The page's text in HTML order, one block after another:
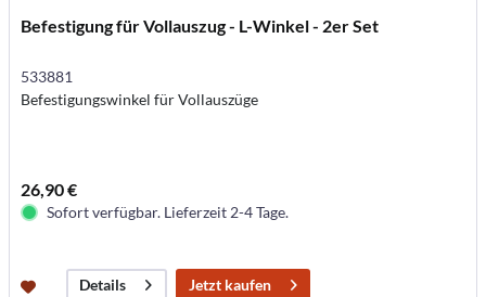
Befestigung für Vollauszug - L-Winkel - 2er Set
533881
Befestigungswinkel für Vollauszüge
26,90 €
Sofort verfügbar. Lieferzeit 2-4 Tage.
Details Jetzt kaufen